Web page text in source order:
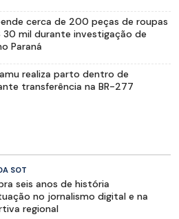
cerca de 200 peças de roupas
30 mil durante investigação de
Paraná
realiza parto dentro de
transferência na BR-277
SOT
seis anos de história
no jornalismo digital e na
regional